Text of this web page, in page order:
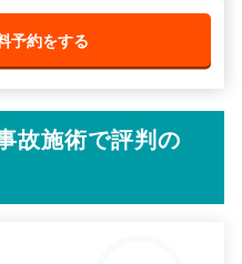
予約をする
故施術で評判の